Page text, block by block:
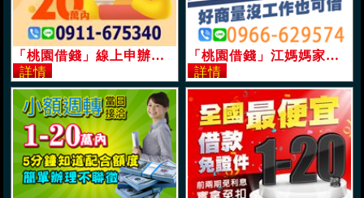
「桃園借錢」線上申辦鈔順利，資金隨時靈活運用，20萬內，彈性透明「即樂貸」 「桃園借錢」江媽媽家庭借款，本利攤還手續簡便，15萬內當日撥款，現金週轉好商量，沒工作也可借「即樂貸」